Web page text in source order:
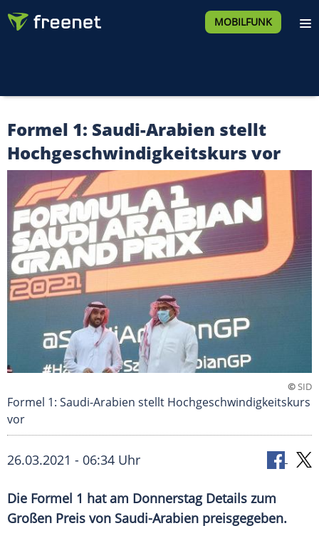
MOBILFUNK
Formel 1: Saudi-Arabien stellt
Hochgeschwindigkeitskurs vor
©SID
Formel 1: Saudi-Arabien stellt Hochgeschwindigkeitskurs
vor
26.03.2021 - 06:34 Uhr
Die Formel 1 hat am Donnerstag Details zum
Großen Preis von Saudi-Arabien preisgegeben.